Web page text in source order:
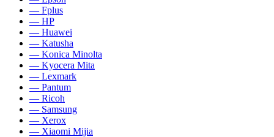
— Fplus
— HP
— Huawei
— Katusha
— Konica Minolta
— Kyocera Mita
— Lexmark
— Pantum
— Ricoh
— Samsung
— Xerox
— Xiaomi Mijia